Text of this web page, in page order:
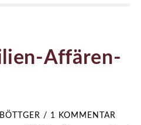
Affären-
/ 1 KOMMENTAR